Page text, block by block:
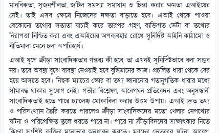
মানবিকতা, সৃজনশীলতা, জটিল সমস্যা সমাধান ও চিন্তা করার ক্ষমতা এআইয়ের
নেই। তাই এসব ক্ষেত্রে নিজেদের দক্ষতা বাড়াতে হবে। এআই থেকে পাওয়া
যেকোনো তথ্যের সত্যতা যাচাই করে তারপর গ্রহণ, ব্যক্তিগত ডেটা বা তথ্যের
নিরাপত্তা নিশ্চিত করা এবং এআইয়ের অপব্যবহার রোধে সুনির্দিষ্ট আইনি কাঠামো ও
নীতিমালা মেনে চলা অপরিহার্য।
এআই যুগে ক্রীড়া সাংবাদিকতার গন্তব্য কী হবে, তা এখনই সুনির্দিষ্টভাবে বলা সম্ভব
নয়। তবে অবস্থা বুঝে ব্যবস্থা নেওয়াই হবে বুদ্ধিমানের কাজ। প্রচলিত ধারা থেকে বের
হয়ে আসতে হবে। নিছক ম্যাচের স্কোর বা তথ্য জানানোর গতানুগতিক ধারার মধ্যে
সীমাবদ্ধ থাকার সুযোগ নেই। গভীর বিশ্লেষণ, আবেগঘন প্রতিবেদন এবং অনুসন্ধানী
সাংবাদিকতাই হতে পারে চ্যালেঞ্জ মোকাবিলা করার উত্তম উপায়। এআই দ্রুত তথ্য
ও পরিসংখ্যান তৈরি করতে পারলেও ক্রীড়া সাংবাদিকদের মতো খেলার নেপথ্যের
ঘটনা ও পরিপ্রেক্ষিত তুলে ধরতে পারে না। পারে না ক্রীড়াবিদদের সাক্ষাৎকার নিতে